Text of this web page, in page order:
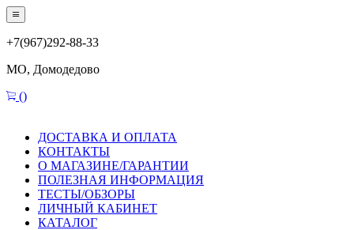
+7(967)292-88-33
МО, Домодедово
()
ДОСТАВКА И ОПЛАТА
КОНТАКТЫ
О МАГАЗИНЕ/ГАРАНТИИ
ПОЛЕЗНАЯ ИНФОРМАЦИЯ
ТЕСТЫ/ОБЗОРЫ
ЛИЧНЫЙ КАБИНЕТ
КАТАЛОГ